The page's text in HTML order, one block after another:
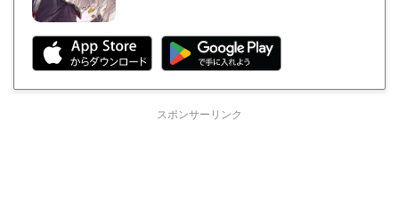
スポンサーリンク